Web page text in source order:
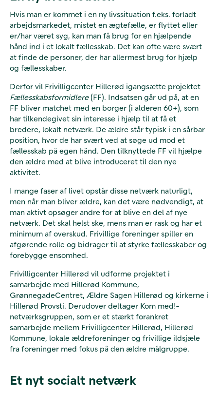
Hvis man er kommet i en ny livssituation f.eks. forladt
arbejdsmarkedet, mistet en ægtefælle, er flyttet eller
er/har været syg, kan man få brug for en hjælpende
hånd ind i et lokalt fællesskab. Det kan ofte være svært
at finde de personer, der har allermest brug for hjælp
og fællesskaber.
Derfor vil Frivilligcenter Hillerød igangsætte projektet
Fællesskabsformidlere(FF). Indsatsen går ud på, at en
FF bliver matchet med en borger (i alderen 60+), som
har tilkendegivet sin interesse i hjælp til at få et
bredere, lokalt netværk. De ældre står typisk i en sårbar
position, hvor de har svært ved at søge ud mod et
fællesskab på egen hånd. Den tilknyttede FF vil hjælpe
den ældre med at blive introduceret til den nye
aktivitet.
I mange faser af livet opstår disse netværk naturligt,
men når man bliver ældre, kan det være nødvendigt, at
man aktivt opsøger andre for at blive en del af nye
netværk. Det skal helst ske, mens man er rask og har et
minimum af overskud. Frivillige foreninger spiller en
afgørende rolle og bidrager til at styrke fællesskaber og
forebygge ensomhed.
Frivilligcenter Hillerød vil udforme projektet i
samarbejde med Hillerød Kommune,
GrønnegadeCentret, Ældre Sagen Hillerød og kirkerne i
Hillerød Provsti. Derudover deltager Kom med!-
netværksgruppen, som er et stærkt forankret
samarbejde mellem Frivilligcenter Hillerød, Hillerød
Kommune, lokale ældreforeninger og frivillige ildsjæle
fra foreninger med fokus på den ældre målgruppe.
Et nyt socialt netværk